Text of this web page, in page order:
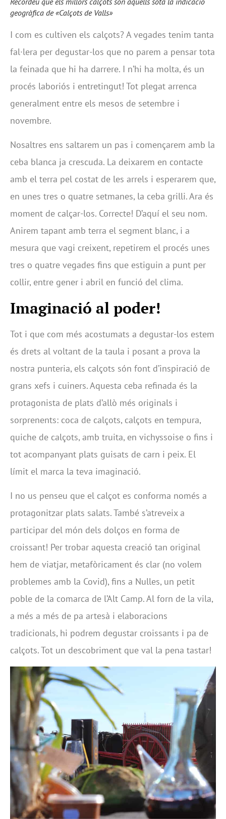
geogràfica de «Calçots de Valls»
I com es cultiven els calçots? A vegades tenim tanta
fal·lera per degustar-los que no parem a pensar tota
la feinada que hi ha darrere. I n’hi ha molta, és un
procés laboriós i entretingut! Tot plegat arrenca
generalment entre els mesos de setembre i
novembre.
Nosaltres ens saltarem un pas i començarem amb la
ceba blanca ja crescuda. La deixarem en contacte
amb el terra pel costat de les arrels i esperarem que,
en unes tres o quatre setmanes, la ceba grilli. Ara és
moment de calçar-los. Correcte! D’aquí el seu nom.
Anirem tapant amb terra el segment blanc, i a
mesura que vagi creixent, repetirem el procés unes
tres o quatre vegades fins que estiguin a punt per
collir, entre gener i abril en funció del clima.
Imaginació al poder!
Tot i que com més acostumats a degustar-los estem
és drets al voltant de la taula i posant a prova la
nostra punteria, els calçots són font d’inspiració de
grans xefs i cuiners. Aquesta ceba refinada és la
protagonista de plats d’allò més originals i
sorprenents: coca de calçots, calçots en tempura,
quiche de calçots, amb truita, en vichyssoise o fins i
tot acompanyant plats guisats de carn i peix. El
límit el marca la teva imaginació.
I no us penseu que el calçot es conforma només a
protagonitzar plats salats. També s’atreveix a
participar del món dels dolços en forma de
croissant! Per trobar aquesta creació tan original
hem de viatjar, metafòricament és clar (no volem
problemes amb la Covid), fins a Nulles, un petit
poble de la comarca de l’Alt Camp. Al forn de la vila,
a més a més de pa artesà i elaboracions
tradicionals, hi podrem degustar croissants i pa de
calçots. Tot un descobriment que val la pena tastar!